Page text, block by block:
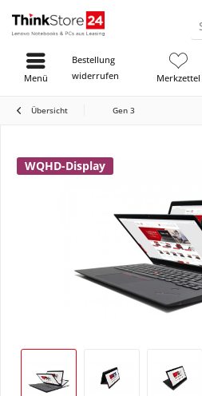
Bestellung
widerrufen
Merkzettel
Menü
Übersicht Gen 3
WQHD-Display